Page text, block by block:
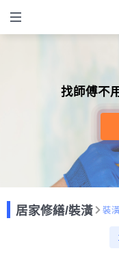
找師傅不
居家修繕/裝潢 裝